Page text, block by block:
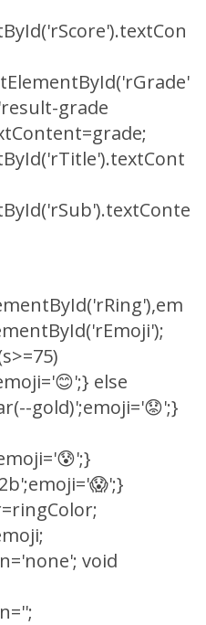
grade
else
gold)';emoji='😟';}
void